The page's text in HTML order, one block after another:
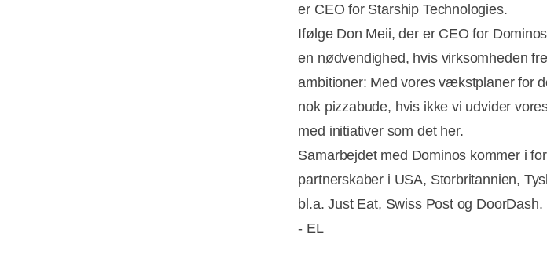
er CEO for Starship Technologies.
Ifølge Don Meii, der er CEO for
en nødvendighed, hvis virksomheden
ambitioner: Med vores vækstplaner for
nok pizzabude, hvis ikke vi udvider
med initiativer som det her.
Samarbejdet med Dominos kommer i
partnerskaber i USA, Storbritannien,
bl.a. Just Eat, Swiss Post og DoorDash.
- EL